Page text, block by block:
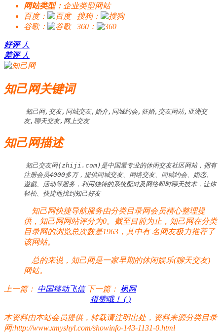
网站类型： 企业类型网站
百度：
搜狗：
谷歌：
360：
好评 人
差评 人
知己网关键词
知己网,交友,同城交友,婚介,同城约会,征婚,交友网站,亚洲交
友,聊天交友,网上交友
知己网描述
知己交友网(zhiji.com)是中国最专业的休闲交友社区网站，拥有
注册会员4000多万，提供同城交友、网络交友、同城约会、婚恋、
遊戱、活动等服务，利用独特的系统配对及网络即时聊天技术，让你
轻松、快捷地找到知己好友
知己网快捷导航服务由分类目录网会员精心整理提
供，知己网网站评分为0。截至目前为止，知己网在分类
目录网的浏览总次数是1963，其中有名网友极力推荐了
该网站。
总的来说，知己网是一家早期的休闲娱乐(聊天交友)
网站。
上一篇： 中国移动飞信 下一篇： 枫网
很赞哦！ ( )
本资料由本站会员提供，转载请注明出处，资料来源分类目录
网:http://www.xmyshyl.com/showinfo-143-1131-0.html